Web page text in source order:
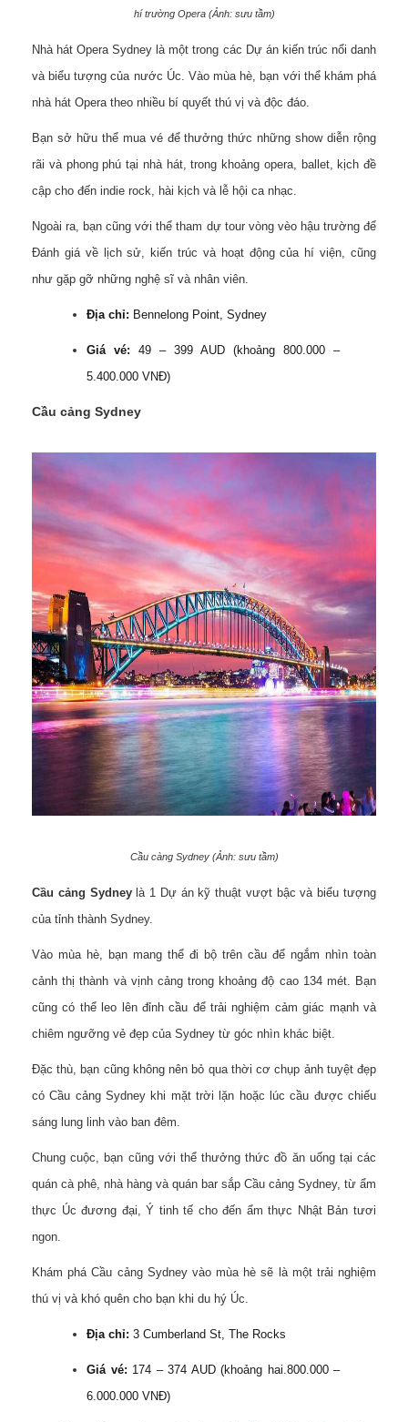
hí trường Opera (Ảnh: sưu tầm)
Nhà hát Opera Sydney là một trong các Dự án kiến trúc nổi danh
và biểu tượng của nước Úc. Vào mùa hè, bạn với thể khám phá
nhà hát Opera theo nhiều bí quyết thú vị và độc đáo.
Bạn sở hữu thể mua vé để thưởng thức những show diễn rộng
rãi và phong phú tại nhà hát, trong khoảng opera, ballet, kịch đề
cập cho đến indie rock, hài kịch và lễ hội ca nhạc.
Ngoài ra, bạn cũng với thể tham dự tour vòng vèo hậu trường để
Đánh giá về lịch sử, kiến trúc và hoạt động của hí viện, cũng
như gặp gỡ những nghệ sĩ và nhân viên.
Địa chỉ: Bennelong Point, Sydney
Giá vé:
49 – 399 AUD (khoảng 800.000 –
5.400.000 VNĐ)
Cầu cảng Sydney
Cầu càng Sydney (Ảnh: sưu tầm)
Cầu cảng Sydney là 1 Dự án kỹ thuật vượt bậc và biểu tượng
của tỉnh thành Sydney.
Vào mùa hè, bạn mang thể đi bộ trên cầu để ngắm nhìn toàn
cảnh thị thành và vịnh cảng trong khoảng độ cao 134 mét. Bạn
cũng có thể leo lên đỉnh cầu để trải nghiệm cảm giác mạnh và
chiêm ngưỡng vẻ đẹp của Sydney từ góc nhìn khác biệt.
Đặc thù, bạn cũng không nên bỏ qua thời cơ chụp ảnh tuyệt đẹp
có Cầu cảng Sydney khi mặt trời lặn hoặc lúc cầu được chiếu
sáng lung linh vào ban đêm.
Chung cuộc, bạn cũng với thể thưởng thức đồ ăn uống tại các
quán cà phê, nhà hàng và quán bar sắp Cầu cảng Sydney, từ ẩm
thực Úc đương đại, Ý tinh tế cho đến ẩm thực Nhật Bản tươi
ngon.
Khám phá Cầu cảng Sydney vào mùa hè sẽ là một trải nghiệm
thú vị và khó quên cho bạn khi du hý Úc.
Địa chỉ: 3 Cumberland St, The Rocks
Giá vé: 174 – 374 AUD (khoảng hai.800.000 –
6.000.000 VNĐ)